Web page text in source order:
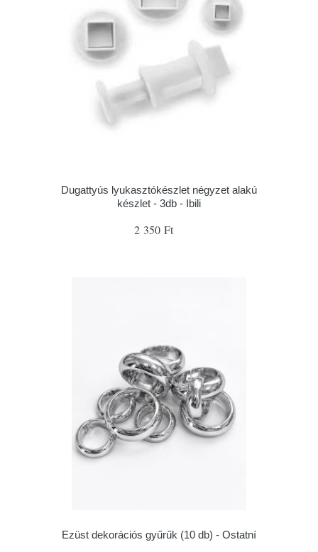
Dugattyús lyukasztókészlet négyzet alakú
készlet - 3db - Ibili
2 350 Ft
Ezüst dekorációs gyűrűk (10 db) - Ostatní